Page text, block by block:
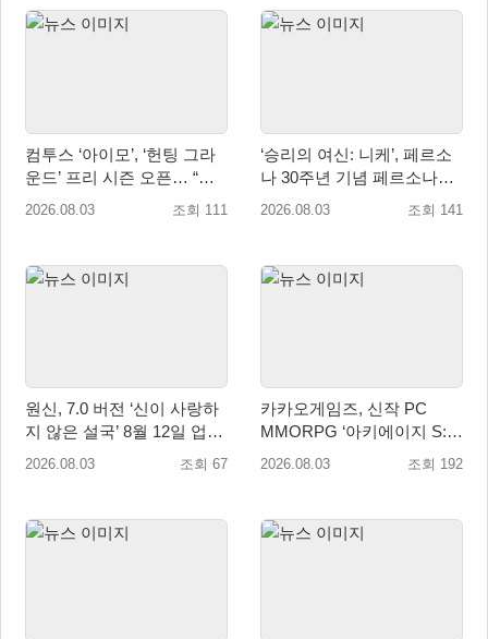
컴투스 ‘아이모’, ‘헌팅 그라
운드’ 프리 시즌 오픈… “전
서버 유저가 한 전장에!”
2026.08.03 조회 111
‘승리의 여신: 니케’, 페르소
나 30주년 기념 페르소나
3·4·5 콜라보 진행
2026.08.03 조회 141
원신, 7.0 버전 ‘신이 사랑하
지 않은 설국’ 8월 12일 업데
이트
2026.08.03 조회 67
카카오게임즈, 신작 PC
MMORPG ‘아키에이지 S:
자유의 해협’ 글로벌 퍼블리
2026.08.03 조회 192